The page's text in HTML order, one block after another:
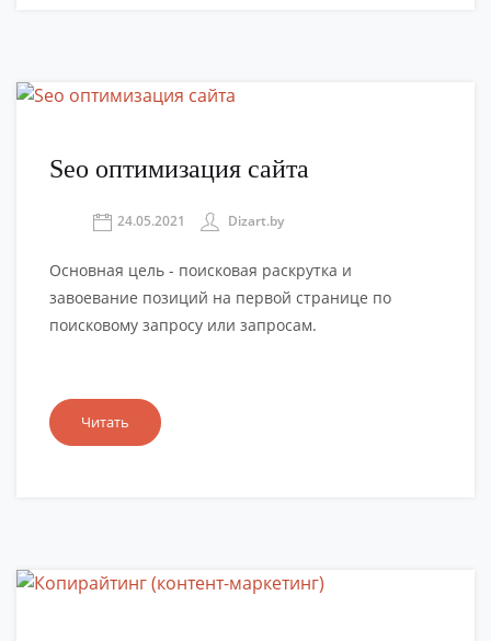
Seo оптимизация сайта
24.05.2021 Dizart.by
Основная цель - поисковая раскрутка и
завоевание позиций на первой странице по
поисковому запросу или запросам.
Читать